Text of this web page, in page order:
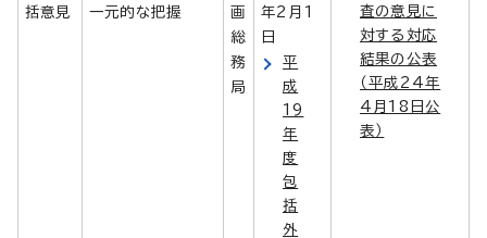
括意見
一元的な把握
画
総
務
局
年2月1
日
平
成
19
年
度
包
括
外
査の意見に
対する対応
結果の公表
（平成24年
4月18日公
表）